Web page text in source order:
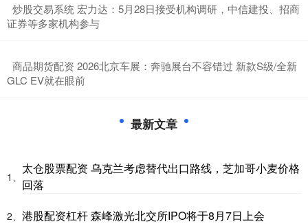
​炒股交易系统 宏力达：5月28日接受机构调研，中信建投、招商
证券等多家机构参与
​商品期货配资 2026北京车展：奔驰展台不容错过 新款S级/全新
GLC EV就在眼前
最新文章
1、
太仓股票配资 乌克兰考虑替代出口路线，芝加哥小麦价格
回落
2、 港股配资杠杆 森峰激光北交所IPO将于8月7日上会